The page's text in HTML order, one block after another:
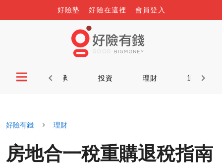
好險塾 好險在這裡 會員登入
首頁 傳承 投資 理財 退休
好險有錢 理財
房地合一稅重購退稅指南